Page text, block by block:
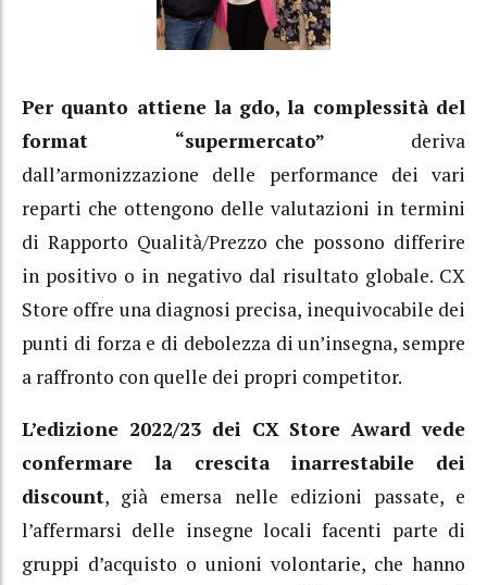
Per quanto attiene la gdo, la complessità del
format “supermercato” deriva
dall’armonizzazione delle performance dei vari
reparti che ottengono delle valutazioni in termini
di Rapporto Qualità/Prezzo che possono differire
in positivo o in negativo dal risultato globale. CX
Store offre una diagnosi precisa, inequivocabile dei
punti di forza e di debolezza di un’insegna, sempre
a raffronto con quelle dei propri competitor.
L’edizione 2022/23 dei CX Store Award vede
confermare la crescita inarrestabile dei
discount, già emersa nelle edizioni passate, e
l’affermarsi delle insegne locali facenti parte di
gruppi d’acquisto o unioni volontarie, che hanno